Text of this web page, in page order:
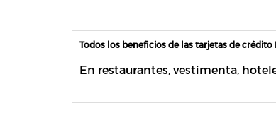
Todos los beneficios de las tarjetas de crédito
En restaurantes, vestimenta,